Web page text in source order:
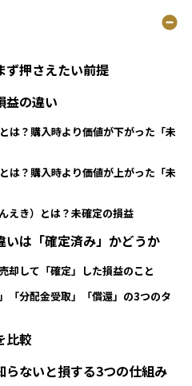
ず押さえたい前提
益の違い
は？購入時より価値が下がった「未
は？購入時より価値が上がった「未
えき）とは？未確定の損益
は「確定済み」かどうか
却して「確定」した損益のこと
「分配金受取」「償還」の3つのタ
比較
ないと損する3つの仕組み